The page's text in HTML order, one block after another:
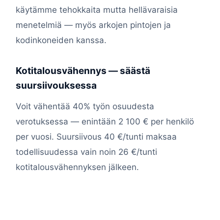
käytämme tehokkaita mutta hellävaraisia
menetelmiä — myös arkojen pintojen ja
kodinkoneiden kanssa.
Kotitalousvähennys — säästä
suursiivouksessa
Voit vähentää 40% työn osuudesta
verotuksessa — enintään 2 100 € per henkilö
per vuosi. Suursiivous 40 €/tunti maksaa
todellisuudessa vain noin 26 €/tunti
kotitalousvähennyksen jälkeen.